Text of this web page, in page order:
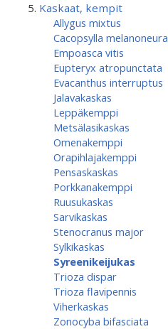
Kaskaat, kempit
Allygus mixtus
Cacopsylla melanoneura
Empoasca vitis
Eupteryx atropunctata
Evacanthus interruptus
Jalavakaskas
Leppäkemppi
Metsälasikaskas
Omenakemppi
Orapihlajakemppi
Pensaskaskas
Porkkanakemppi
Ruusukaskas
Sarvikaskas
Stenocranus major
Sylkikaskas
Syreenikeijukas
Trioza dispar
Trioza flavipennis
Viherkaskas
Zonocyba bifasciata